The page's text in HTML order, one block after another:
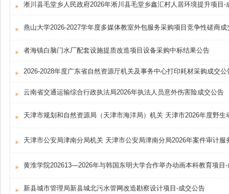
淅川县毛堂乡人民政府2026年淅川县毛堂乡鑫汇村人居环境提升项目-
燕山大学2026-2027学年度多媒体教室外包服务采购项目竞争性磋商成
者海镇白脑门水厂配套设施提质改造项目设备采购中标结果公告
2026-2028年度广东省自然资源厅机关及事务中心打印耗材采购成交公
云南省交通运输综合行政执法局2026年执法人员意外伤害险成交公告
天津市公安局津南分局机关 天津市公安局津南分局2026年案件审计
黄淮学院202613—2026年与韩国东明大学合作举办动画本科教育项目-
新县城市管理局新县城北污水管网改造勘察设计项目-成交公告